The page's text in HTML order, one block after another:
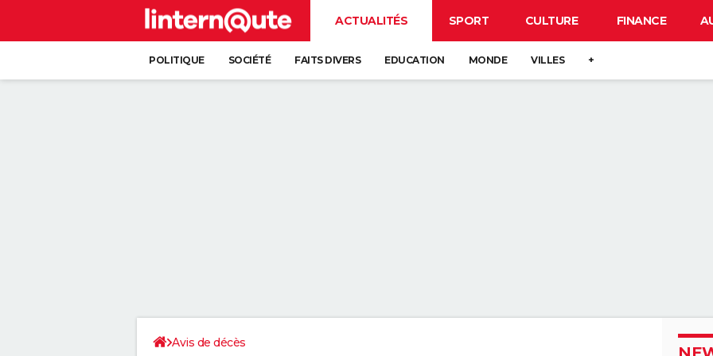
ACTUALITÉS SPORT CULTURE FINANCE
POLITIQUE SOCIÉTÉ FAITS DIVERS EDUCATION MONDE VILLES +
Avis de décès